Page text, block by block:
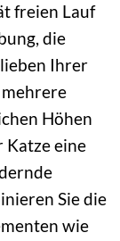
freien Lauf
die
Ihrer
Höhen
Katze eine
Sie die
wie